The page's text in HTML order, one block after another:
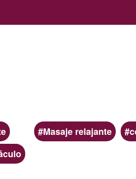
Palabras
clave
Masaje relajante